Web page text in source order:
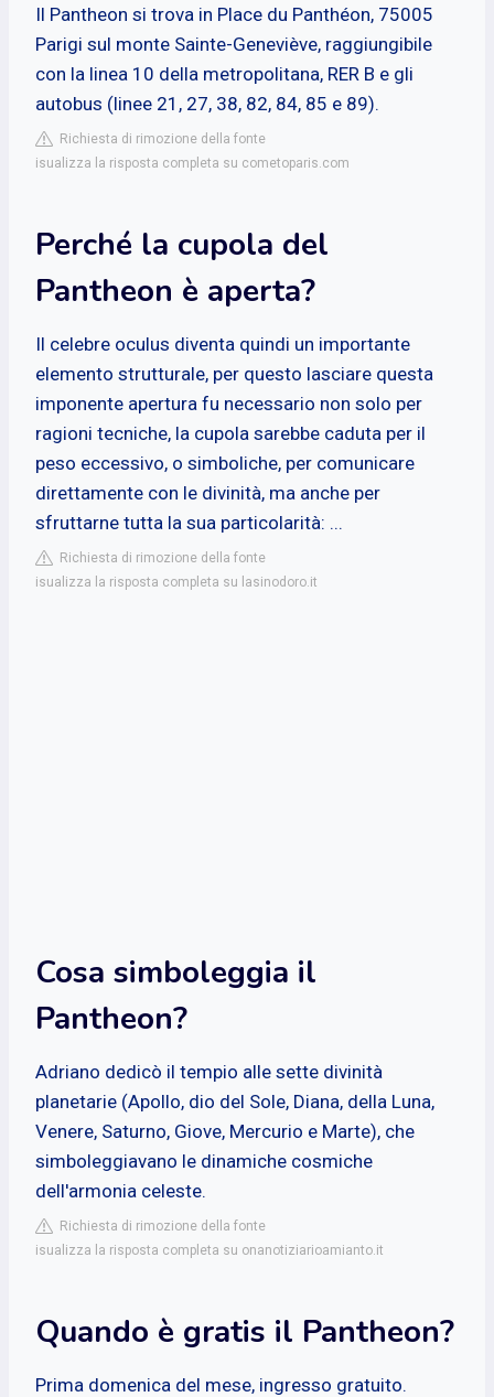
Il Pantheon si trova in Place du Panthéon, 75005
Parigi sul monte Sainte-Geneviève, raggiungibile
con la linea 10 della metropolitana, RER B e gli
autobus (linee 21, 27, 38, 82, 84, 85 e 89).
Richiesta di rimozione della fonte
isualizza la risposta completa su cometoparis.com
Perché la cupola del
Pantheon è aperta?
Il celebre oculus diventa quindi un importante
elemento strutturale, per questo lasciare questa
imponente apertura fu necessario non solo per
ragioni tecniche, la cupola sarebbe caduta per il
peso eccessivo, o simboliche, per comunicare
direttamente con le divinità, ma anche per
sfruttarne tutta la sua particolarità: ...
Richiesta di rimozione della fonte
isualizza la risposta completa su lasinodoro.it
Cosa simboleggia il
Pantheon?
Adriano dedicò il tempio alle sette divinità
planetarie (Apollo, dio del Sole, Diana, della Luna,
Venere, Saturno, Giove, Mercurio e Marte), che
simboleggiavano le dinamiche cosmiche
dell'armonia celeste.
Richiesta di rimozione della fonte
isualizza la risposta completa su onanotiziarioamianto.it
Quando è gratis il Pantheon?
Prima domenica del mese, ingresso gratuito.